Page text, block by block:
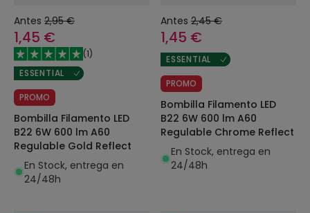
Antes 2,95 €
1,45 €
(1)
ESSENTIAL
PROMO
Bombilla Filamento LED
B22 6W 600 lm A60
Regulable Gold Reflect
En Stock, entrega en
24/48h
Antes 2,45 €
1,45 €
ESSENTIAL
PROMO
Bombilla Filamento LED
B22 6W 600 lm A60
Regulable Chrome Reflect
En Stock, entrega en
24/48h